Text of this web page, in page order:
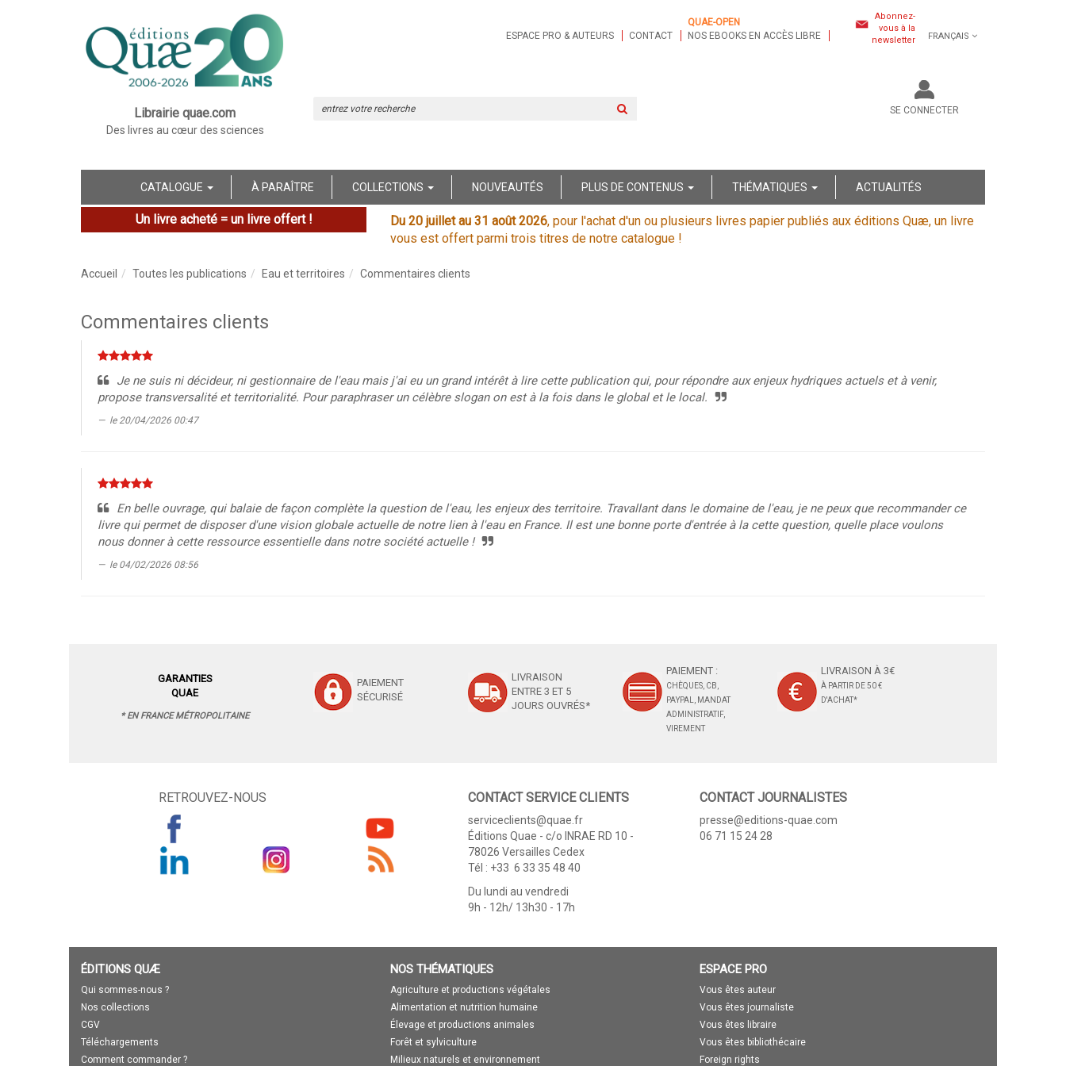
Librairie quae.com
Des livres au cœur des sciences
ESPACE PRO & AUTEURS CONTACT
QUAE-OPEN
NOS EBOOKS EN ACCÈS LIBRE
Abonnez-
vous à la
newsletter
FRANÇAIS
SE CONNECTER
CATALOGUE À PARAÎTRE COLLECTIONS NOUVEAUTÉS PLUS DE CONTENUS THÉMATIQUES ACTUALITÉS
Un livre acheté = un livre offert ! Du 20 juillet au 31 août 2026, pour l'achat d'un ou plusieurs livres papier publiés aux éditions Quæ, un livre
vous est offert parmi trois titres de notre catalogue !
Accueil Toutes les publications Eau et territoires Commentaires clients
Commentaires clients
Je ne suis ni décideur, ni gestionnaire de l'eau mais j'ai eu un grand intérêt à lire cette publication qui, pour répondre aux enjeux hydriques actuels et à venir,
propose transversalité et territorialité. Pour paraphraser un célèbre slogan on est à la fois dans le global et le local.
le 20/04/2026 00:47
En belle ouvrage, qui balaie de façon complète la question de l'eau, les enjeux des territoire. Travallant dans le domaine de l'eau, je ne peux que recommander ce
livre qui permet de disposer d'une vision globale actuelle de notre lien à l'eau en France. Il est une bonne porte d'entrée à la cette question, quelle place voulons
nous donner à cette ressource essentielle dans notre société actuelle !
le 04/02/2026 08:56
GARANTIES
QUAE
* EN FRANCE MÉTROPOLITAINE
PAIEMENT
SÉCURISÉ
LIVRAISON
ENTRE 3 ET 5
JOURS OUVRÉS*
PAIEMENT :
CHÈQUES, CB,
PAYPAL, MANDAT
ADMINISTRATIF,
VIREMENT
LIVRAISON À 3€
À PARTIR DE 50 €
D'ACHAT*
RETROUVEZ-NOUS CONTACT SERVICE CLIENTS
serviceclients@quae.fr
Éditions Quae - c/o INRAE RD 10 -
78026 Versailles Cedex
Tél : +33 6 33 35 48 40
Du lundi au vendredi
9h - 12h/ 13h30 - 17h
CONTACT JOURNALISTES
presse@editions-quae.com
06 71 15 24 28
ÉDITIONS QUÆ
Qui sommes-nous ?
Nos collections
CGV
Téléchargements
Comment commander ?
NOS THÉMATIQUES
Agriculture et productions végétales
Alimentation et nutrition humaine
Élevage et productions animales
Forêt et sylviculture
Milieux naturels et environnement
ESPACE PRO
Vous êtes auteur
Vous êtes journaliste
Vous êtes libraire
Vous êtes bibliothécaire
Foreign rights